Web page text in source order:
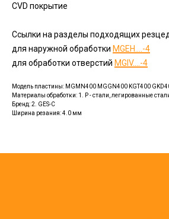
CVD покрытие
Ссылки на разделы подходящих
для наружной обработки MGEH....-4
для обработки отверстий MGIV....-4
Модель пластины: MGMN400 MGGN400 KGT400
Материалы обработки: 1. P - стали, легированные
Бренд: 2. GES-C
Ширина резания: 4.0 мм